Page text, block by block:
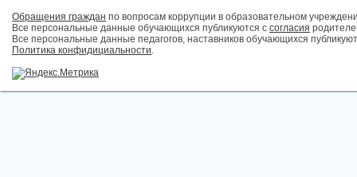
Обращения граждан по вопросам коррупции в образовательном
Все персональные данные обучающихся публикуются с согласия
Все персональные данные педагогов, наставников обучающихся
Политика конфидициальности.